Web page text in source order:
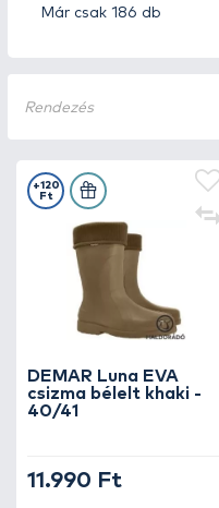
Már csak 186 db
Rendezés
DEMAR Luna EVA
csizma bélelt khaki -
40/41
+120
Ft
11.990 Ft